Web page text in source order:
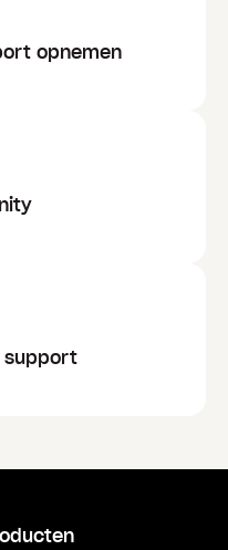
opnemen
support